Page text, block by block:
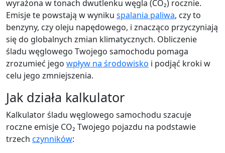
wyrażona w tonach dwutlenku węgla (CO₂) rocznie.
Emisje te powstają w wyniku spalania paliwa, czy to
benzyny, czy oleju napędowego, i znacząco przyczyniają
się do globalnych zmian klimatycznych. Obliczenie
śladu węglowego Twojego samochodu pomaga
zrozumieć jego wpływ na środowisko i podjąć kroki w
celu jego zmniejszenia.
Jak działa kalkulator
Kalkulator śladu węglowego samochodu szacuje
roczne emisje CO₂ Twojego pojazdu na podstawie
trzech czynników: